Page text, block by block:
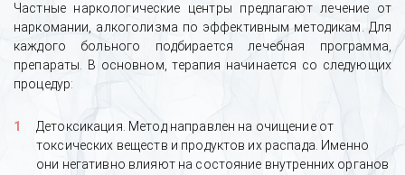
Частные наркологические центры предлагают лечение от
наркомании, алкоголизма по эффективным методикам. Для
каждого больного подбирается лечебная программа,
препараты. В основном, терапия начинается со следующих
процедур:
Детоксикация. Метод направлен на очищение от
токсических веществ и продуктов их распада. Именно
они негативно влияют на состояние внутренних органов